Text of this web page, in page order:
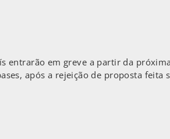
entrarão em greve a partir da
após a rejeição de proposta feita